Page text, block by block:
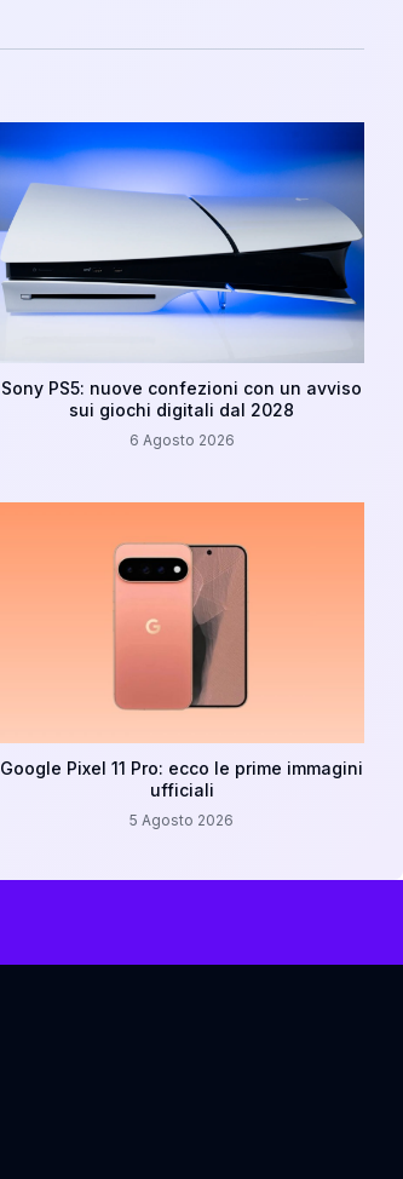
Sony PS5: nuove confezioni con un avviso
sui giochi digitali dal 2028
6 Agosto 2026
Google Pixel 11 Pro: ecco le prime immagini
ufficiali
5 Agosto 2026